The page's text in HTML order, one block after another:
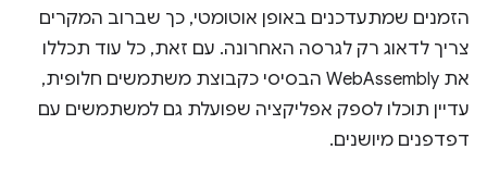
הזמנים שמתעדכנים באופן אוטומטי, כך שברוב המקרים
צריך לדאוג רק לגרסה האחרונה. עם זאת, כל עוד תכללו
את WebAssembly הבסיסי כקבוצת משתמשים חלופית,
עדיין תוכלו לספק אפליקציה שפועלת גם למשתמשים עם
דפדפנים מיושנים.